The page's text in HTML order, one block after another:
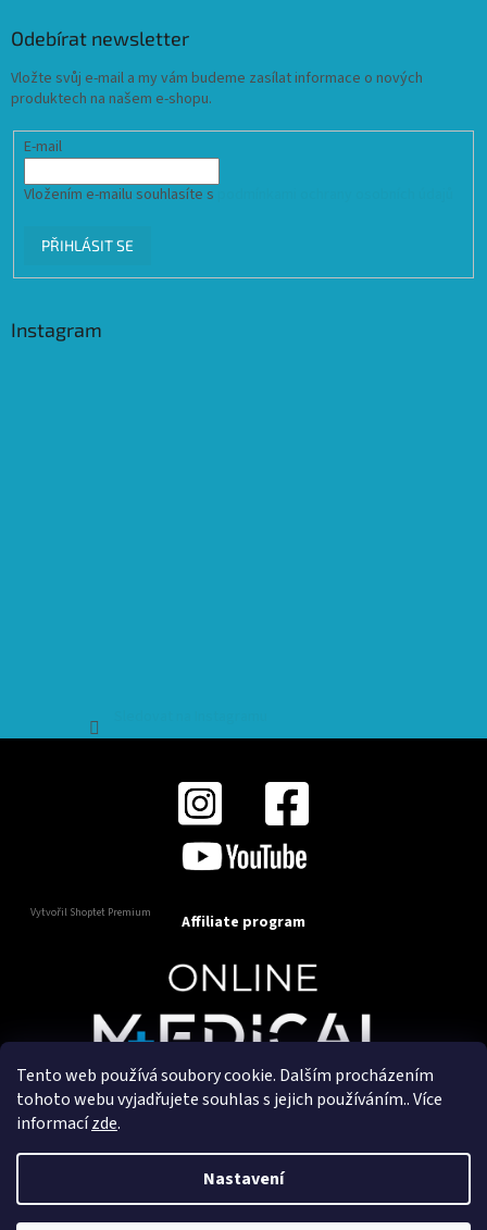
Tento web používá soubory cookie. Dalším procházením
tohoto webu vyjadřujete souhlas s jejich používáním.. Více
informacízde.
Nastavení
Odebírat newsletter
Vložte svůj e-mail a my vám budeme zasílat informace o nových
produktech na našem e-shopu.
E-mail
Vložením e-mailu souhlasíte s
PŘIHLÁSIT SE
Instagram
Vytvořil Shoptet Premium Affiliate program
Copyright 2025OnlineMedical.cz. Všechna práva
Vytvořil a marketingově zajišťuje